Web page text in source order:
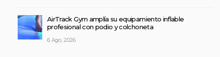
AirTrack Gym amplía su equipamiento inflable
profesional con podio y colchoneta
6 Ago, 2026